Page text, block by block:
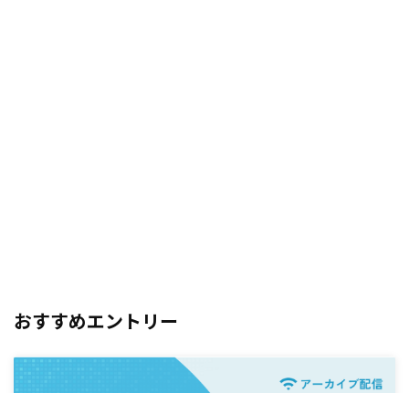
おすすめエントリー